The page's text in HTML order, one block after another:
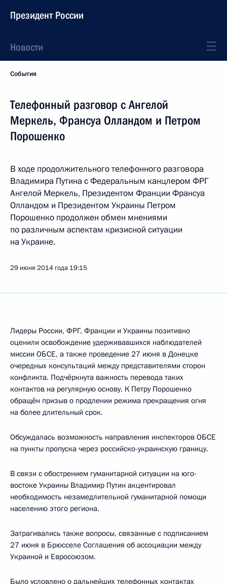
Президент России
Новости
События
Телефонный разговор с Ангелой
Меркель, Франсуа Олландом и Петром
Порошенко
В ходе продолжительного телефонного разговора
Владимира Путина с Федеральным канцлером ФРГ
Ангелой Меркель, Президентом Франции Франсуа
Олландом и Президентом Украины Петром
Порошенко продолжен обмен мнениями
по различным аспектам кризисной ситуации
на Украине.
29 июня 2014 года 19:15
Лидеры России, ФРГ, Франции и Украины позитивно
оценили освобождение удерживавшихся наблюдателей
миссии ОБСЕ, а также проведение 27 июня в Донецке
очередных консультаций между представителями сторон
конфликта. Подчёркнута важность перевода таких
контактов на регулярную основу. К Петру Порошенко
обращён призыв о продлении режима прекращения огня
на более длительный срок.
Обсуждалась возможность направления инспекторов ОБСЕ
на пункты пропуска через российско-украинскую границу.
В связи с обострением гуманитарной ситуации на юго-
востоке Украины Владимир Путин акцентировал
необходимость незамедлительной гуманитарной помощи
населению этого региона.
Затрагивались также вопросы, связанные с подписанием
27 июня в Брюсселе Соглашения об ассоциации между
Украиной и Евросоюзом.
Было условлено о дальнейших телефонных контактах